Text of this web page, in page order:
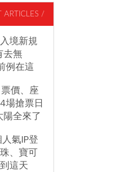
ARTICLES /
境新規
去無
例在這
價、座
場搶票日
全來了
氣IP登
、寶可
這天